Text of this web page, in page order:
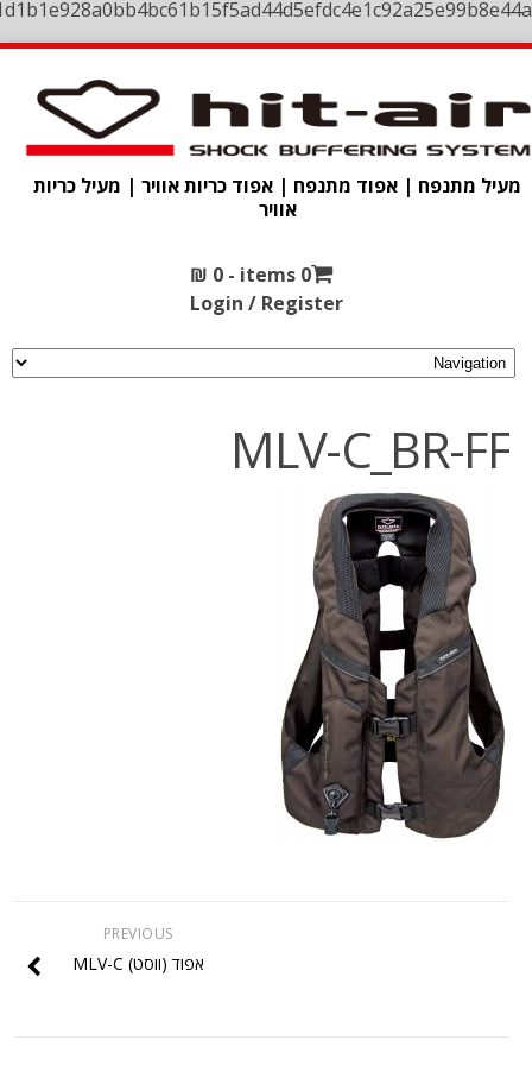
מעיל מתנפח | אפוד מתנפח | אפוד כריות אוויר | מעיל כריות
אוויר
0 items -
₪ 0
Login / Register
MLV-C_BR-FF
PREVIOUS
אפוד (ווסט) MLV-C